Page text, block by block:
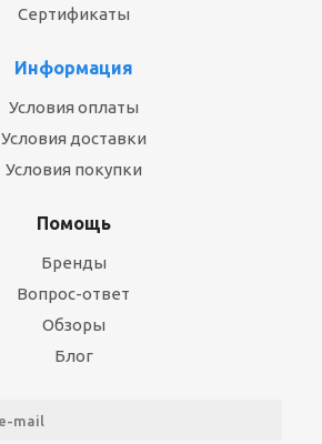
Сертификаты
Информация
Условия оплаты
Условия доставки
Условия покупки
Помощь
Бренды
Вопрос-ответ
Обзоры
Блог